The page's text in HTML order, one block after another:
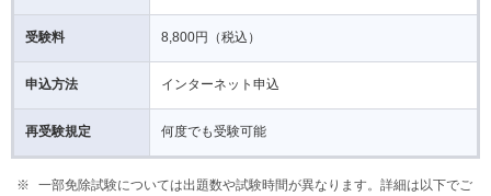
受験料 8,800円（税込）
申込方法 インターネット申込
再受験規定 何度でも受験可能
一部免除試験については出題数や試験時間が異なります。詳細は以下でご